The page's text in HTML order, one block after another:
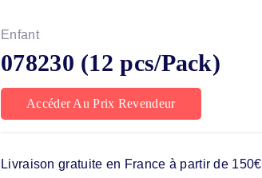
Enfant
078230 (12 pcs/Pack)
Accéder Au Prix Revendeur
Livraison gratuite en France à partir de 150€